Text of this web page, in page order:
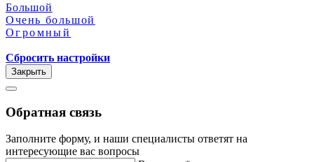
Большой
Очень большой
Огромный
Сбросить настройки
Закрыть
Обратная связь
Заполните форму, и наши специалисты ответят на
интересующие вас вопросы